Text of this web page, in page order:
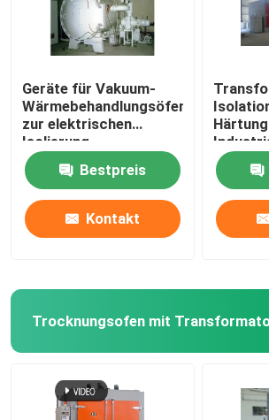
Geräte für Vakuum-
Wärmebehandlungsöfen
zur elektrischen
Isolierung
Bestpreis
Kontakt
Trocknungsofen mit